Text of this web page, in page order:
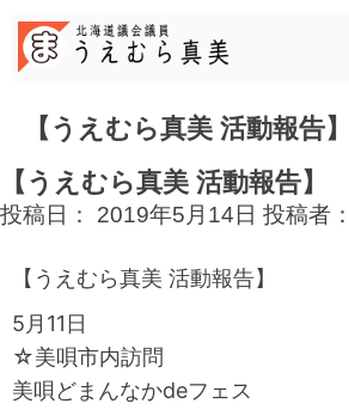
content
【うえむら真美 活動報告】
【うえむら真美 活動報告】
投稿日： 2019年5月14日 投稿者：
【うえむら真美 活動報告】
5月11日
☆美唄市内訪問
美唄どまんなかdeフェス